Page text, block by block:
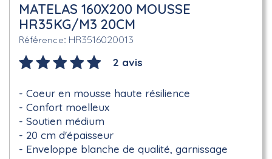
MATELAS 160X200 MOUSSE
HR35KG/M3 20CM
Référence HR3516020013
2 avis
Coeur en mousse haute résilience
Confort moelleux
Soutien médium
20 cm d'épaisseur
Enveloppe blanche de qualité, garnissage